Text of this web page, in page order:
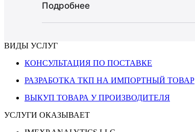
Подробнее
ВИДЫ УСЛУГ
КОНСУЛЬТАЦИЯ ПО ПОСТАВКЕ
РАЗРАБОТКА ТКП НА ИМПОРТНЫЙ ТОВАР
ВЫКУП ТОВАРА У ПРОИЗВОДИТЕЛЯ
УСЛУГИ ОКАЗЫВАЕТ